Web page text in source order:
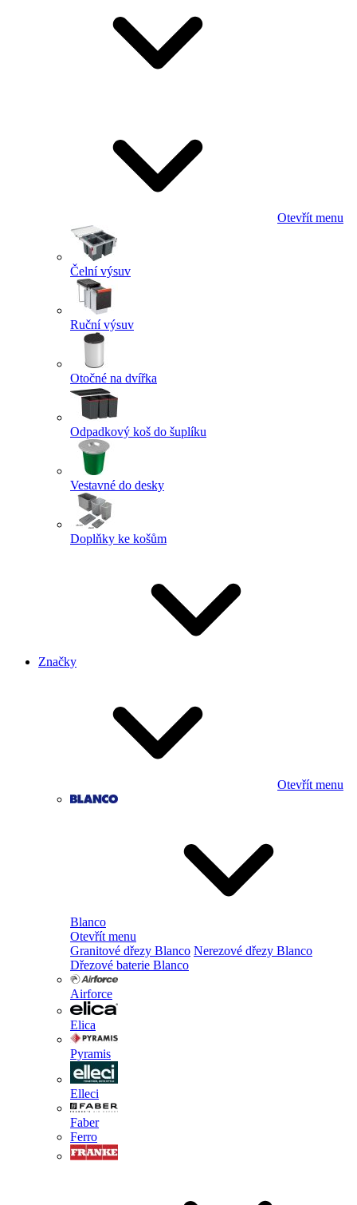
Otevřít menu
Čelní výsuv
Ruční výsuv
Otočné na dvířka
Odpadkový koš do šuplíku
Vestavné do desky
Doplňky ke košům
Značky
Otevřít menu
Blanco
Otevřít menu
Granitové dřezy Blanco Nerezové dřezy Blanco
Dřezové baterie Blanco
Airforce
Elica
Pyramis
Elleci
Faber
Ferro